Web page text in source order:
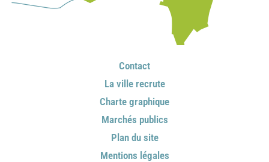
Contact
La ville recrute
Charte graphique
Marchés publics
Plan du site
Mentions légales